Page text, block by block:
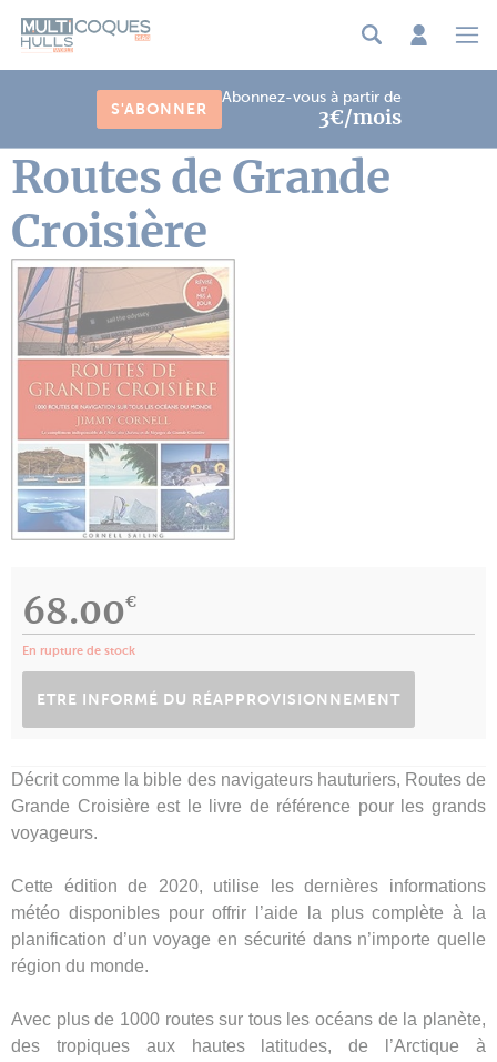
S'ABONNER
Abonnez-vous à partir de
3€/mois
Routes de Grande
Croisière
68.00€
En rupture de stock
ETRE INFORMÉ DU RÉAPPROVISIONNEMENT
Décrit comme la bible des navigateurs hauturiers, Routes de
Grande Croisière est le livre de référence pour les grands
voyageurs.
Cette édition de 2020, utilise les dernières informations
météo disponibles pour offrir l’aide la plus complète à la
planification d’un voyage en sécurité dans n’importe quelle
région du monde.
Avec plus de 1000 routes sur tous les océans de la planète,
des tropiques aux hautes latitudes, de l’Arctique à